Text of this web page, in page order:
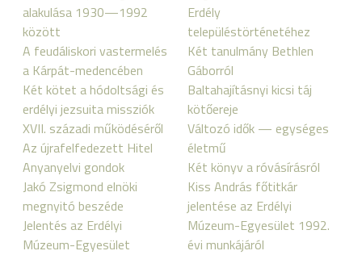
alakulása 1930—1992
között
A feudáliskori vastermelés
a Kárpát-medencében
Két kötet a hódoltsági és
erdélyi jezsuita missziók
XVII. századi működéséről
Az újrafelfedezett Hitel
Anyanyelvi gondok
Jakó Zsigmond elnöki
megnyitó beszéde
Jelentés az Erdélyi
Múzeum-Egyesület
Erdély
településtörténetéhez
Két tanulmány Bethlen
Gáborról
Baltahajításnyi kicsi táj
kötőereje
Változó idők — egységes
életmű
Két könyv a róvásírásról
Kiss András főtitkár
jelentése az Erdélyi
Múzeum-Egyesület 1992.
évi munkájáról